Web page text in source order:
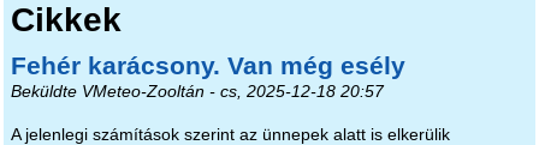
Cikkek
Fehér karácsony. Van még esély
Beküldte VMeteo-Zooltán- cs, 2025-12-18 20:57
A jelenlegi számítások szerint az ünnepek alatt is elkerülik